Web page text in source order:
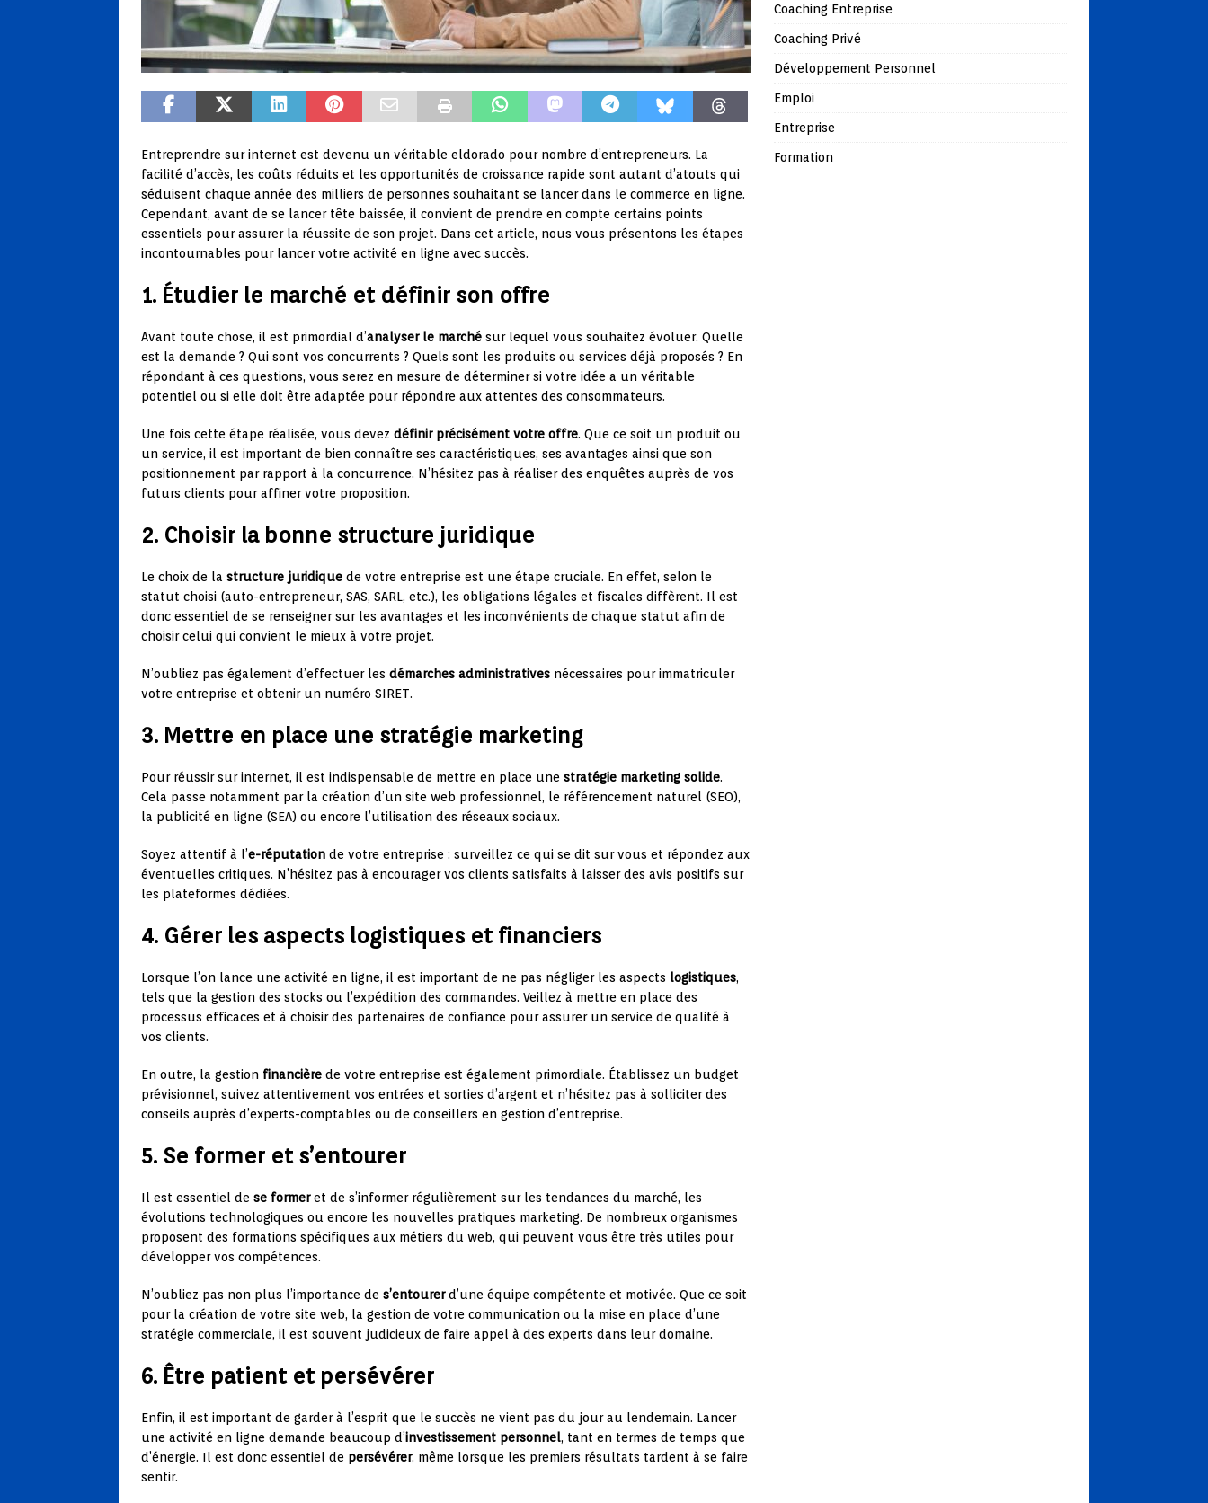
Entreprendre sur internet est devenu un véritable eldorado pour nombre d’entrepreneurs. La
facilité d’accès, les coûts réduits et les opportunités de croissance rapide sont autant d’atouts qui
séduisent chaque année des milliers de personnes souhaitant se lancer dans le commerce en ligne.
Cependant, avant de se lancer tête baissée, il convient de prendre en compte certains points
essentiels pour assurer la réussite de son projet. Dans cet article, nous vous présentons les étapes
incontournables pour lancer votre activité en ligne avec succès.
1. Étudier le marché et définir son offre
Avant toute chose, il est primordial d’analyser le marché sur lequel vous souhaitez évoluer. Quelle
est la demande ? Qui sont vos concurrents ? Quels sont les produits ou services déjà proposés ? En
répondant à ces questions, vous serez en mesure de déterminer si votre idée a un véritable
potentiel ou si elle doit être adaptée pour répondre aux attentes des consommateurs.
Une fois cette étape réalisée, vous devez définir précisément votre offre. Que ce soit un produit ou
un service, il est important de bien connaître ses caractéristiques, ses avantages ainsi que son
positionnement par rapport à la concurrence. N’hésitez pas à réaliser des enquêtes auprès de vos
futurs clients pour affiner votre proposition.
2. Choisir la bonne structure juridique
Le choix de la structure juridique de votre entreprise est une étape cruciale. En effet, selon le
statut choisi (auto-entrepreneur, SAS, SARL, etc.), les obligations légales et fiscales diffèrent. Il est
donc essentiel de se renseigner sur les avantages et les inconvénients de chaque statut afin de
choisir celui qui convient le mieux à votre projet.
N’oubliez pas également d’effectuer les démarches administratives nécessaires pour immatriculer
votre entreprise et obtenir un numéro SIRET.
3. Mettre en place une stratégie marketing
Pour réussir sur internet, il est indispensable de mettre en place une stratégie marketing solide.
Cela passe notamment par la création d’un site web professionnel, le référencement naturel (SEO),
la publicité en ligne (SEA) ou encore l’utilisation des réseaux sociaux.
Soyez attentif à l’e-réputation de votre entreprise : surveillez ce qui se dit sur vous et répondez aux
éventuelles critiques. N’hésitez pas à encourager vos clients satisfaits à laisser des avis positifs sur
les plateformes dédiées.
4. Gérer les aspects logistiques et financiers
Lorsque l’on lance une activité en ligne, il est important de ne pas négliger les aspects logistiques,
tels que la gestion des stocks ou l’expédition des commandes. Veillez à mettre en place des
processus efficaces et à choisir des partenaires de confiance pour assurer un service de qualité à
vos clients.
En outre, la gestion financière de votre entreprise est également primordiale. Établissez un budget
prévisionnel, suivez attentivement vos entrées et sorties d’argent et n’hésitez pas à solliciter des
conseils auprès d’experts-comptables ou de conseillers en gestion d’entreprise.
5. Se former et s’entourer
Il est essentiel de se formeret de s’informer régulièrement sur les tendances du marché, les
évolutions technologiques ou encore les nouvelles pratiques marketing. De nombreux organismes
proposent des formations spécifiques aux métiers du web, qui peuvent vous être très utiles pour
développer vos compétences.
N’oubliez pas non plus l’importance de s’entourerd’une équipe compétente et motivée. Que ce soit
pour la création de votre site web, la gestion de votre communication ou la mise en place d’une
stratégie commerciale, il est souvent judicieux de faire appel à des experts dans leur domaine.
6. Être patient et persévérer
Enfin, il est important de garder à l’esprit que le succès ne vient pas du jour au lendemain. Lancer
une activité en ligne demande beaucoup d’investissement personnel, tant en termes de temps que
d’énergie. Il est donc essentiel de persévérer, même lorsque les premiers résultats tardent à se faire
sentir.
Coaching Entreprise
Coaching Privé
Développement Personnel
Emploi
Entreprise
Formation